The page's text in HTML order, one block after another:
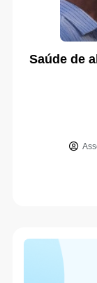
Saúde de